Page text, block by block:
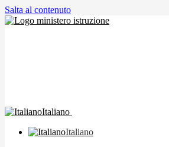
Salta al contenuto
Italiano
Italiano